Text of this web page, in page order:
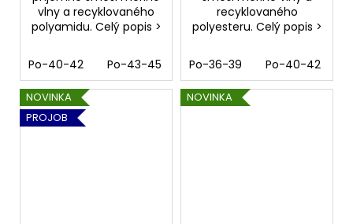
vlny a recyklovaného
polyamidu. Celý popis >
Po-40-42 Po-43-45 Po-46-48
recyklovaného
polyesteru. Celý popis >
Po-36-39 Po-40-42
NOVINKA
PROJOB
NOVINKA